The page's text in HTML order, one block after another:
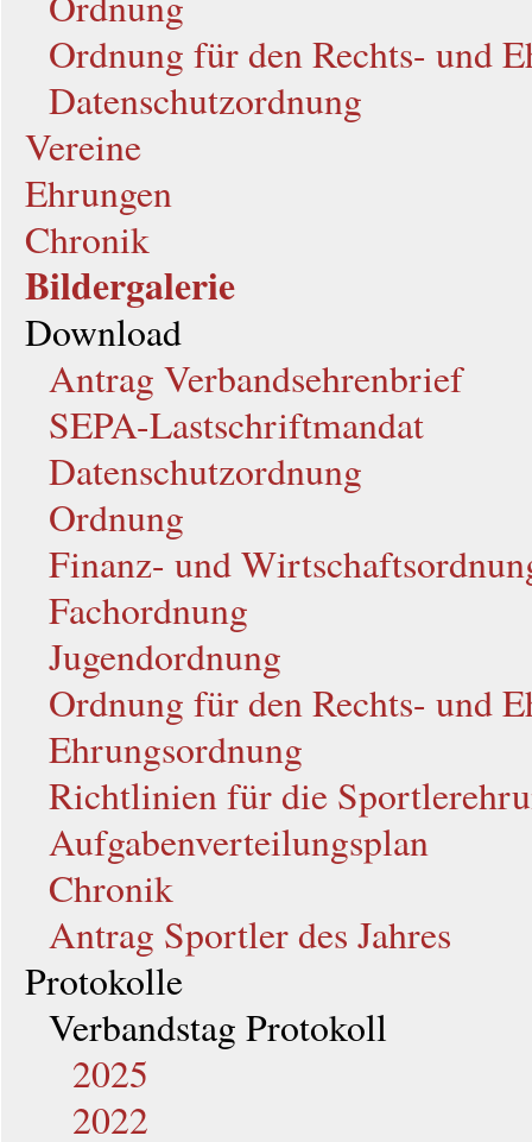
Ordnung für den Rechts- und
Datenschutzordnung
Vereine
Ehrungen
Chronik
Bildergalerie
Download
Antrag Verbandsehrenbrief
SEPA-Lastschriftmandat
Datenschutzordnung
Ordnung
Finanz- und
Fachordnung
Jugendordnung
Ordnung für den Rechts- und
Ehrungsordnung
Richtlinien für die
Aufgabenverteilungsplan
Chronik
Antrag Sportler des Jahres
Protokolle
Verbandstag Protokoll
2025
2022